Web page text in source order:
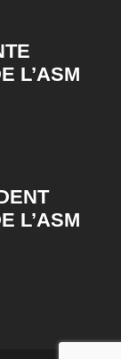
L’ASM
L’ASM